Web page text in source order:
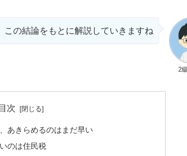
2
この結論をもとに解説していきますね
次
あきらめるのはまだ早い
のは住民税